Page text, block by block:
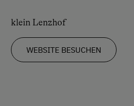
klein Lenzhof
WEBSITE BESUCHEN